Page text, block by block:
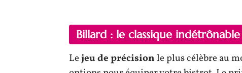
Billard : le classique indétrônable
Lejeu de précisionle plus célèbre au